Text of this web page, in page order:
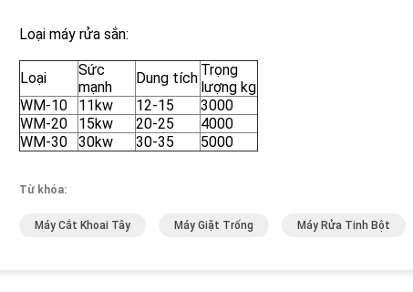
Loại máy rửa sắn:
Loại
Sức
mạnh
Dung tích Trọng
lượng kg
WM-10
11kw 12-15
3000
WM-20
15kw 20-25
4000
WM-30
30kw 30-35 5000
Từ khóa:
Máy Cắt Khoai Tây Máy Giặt Trống Máy Rửa Tinh Bột